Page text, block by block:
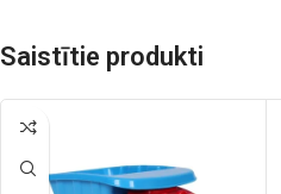
Saistītie produkti